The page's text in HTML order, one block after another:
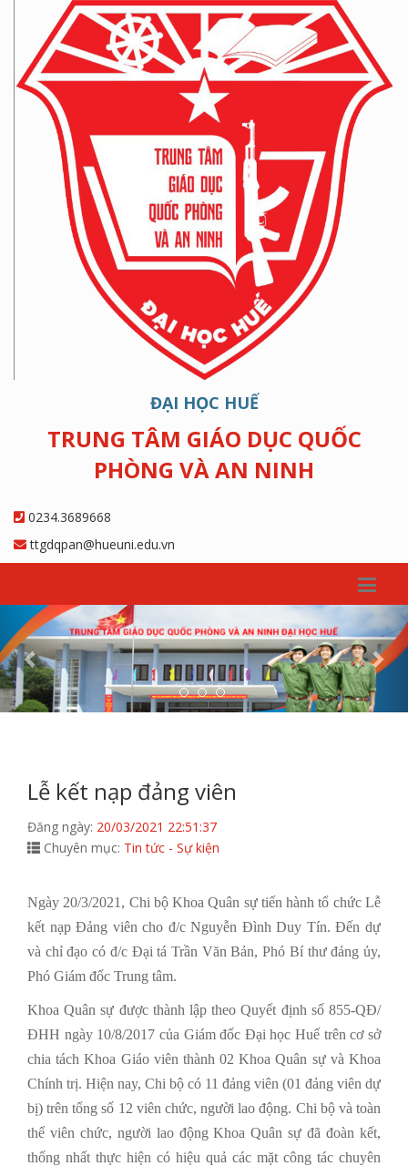
ĐẠI HỌC HUẾ
TRUNG TÂM GIÁO DỤC QUỐC
PHÒNG VÀ AN NINH
0234.3689668
ttgdqpan@hueuni.edu.vn
Previous
Lễ kết nạp đảng viên
Đăng ngày: 20/03/2021 22:51:37
Chuyên mục: Tin tức - Sự kiện
Ngày 20/3/2021, Chi bộ Khoa Quân sự tiến hành tổ chức Lễ
kết nạp Đảng viên cho đ/c Nguyễn Đình Duy Tín. Đến dự
và chỉ đạo có đ/c Đại tá Trần Văn Bản, Phó Bí thư đảng ủy,
Phó Giám đốc Trung tâm.
Khoa Quân sự được thành lập theo Quyết định số 855-QĐ/
ĐHH ngày 10/8/2017 của Giám đốc Đại học Huế trên cơ sở
chia tách Khoa Giáo viên thành 02 Khoa Quân sự và Khoa
Chính trị. Hiện nay, Chi bộ có 11 đảng viên (01 đảng viên dự
bị) trên tổng số 12 viên chức, người lao động. Chi bộ và toàn
thể viên chức, người lao động Khoa Quân sự đã đoàn kết,
thống nhất thực hiện có hiệu quả các mặt công tác chuyên